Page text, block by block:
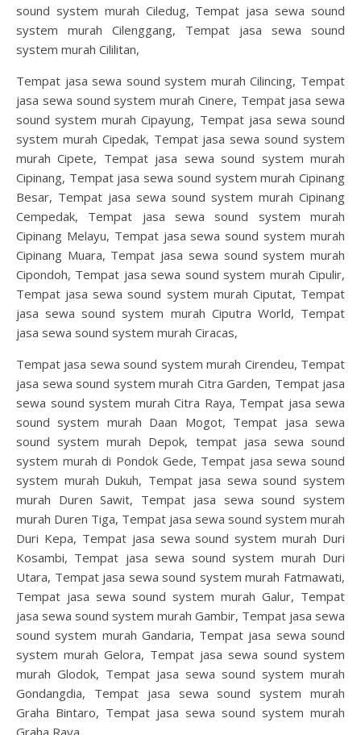
sound system murah Ciledug, Tempat jasa sewa sound
system murah Cilenggang, Tempat jasa sewa sound
system murah Cililitan,
Tempat jasa sewa sound system murah Cilincing, Tempat
jasa sewa sound system murah Cinere, Tempat jasa sewa
sound system murah Cipayung, Tempat jasa sewa sound
system murah Cipedak, Tempat jasa sewa sound system
murah Cipete, Tempat jasa sewa sound system murah
Cipinang, Tempat jasa sewa sound system murah Cipinang
Besar, Tempat jasa sewa sound system murah Cipinang
Cempedak, Tempat jasa sewa sound system murah
Cipinang Melayu, Tempat jasa sewa sound system murah
Cipinang Muara, Tempat jasa sewa sound system murah
Cipondoh, Tempat jasa sewa sound system murah Cipulir,
Tempat jasa sewa sound system murah Ciputat, Tempat
jasa sewa sound system murah Ciputra World, Tempat
jasa sewa sound system murah Ciracas,
Tempat jasa sewa sound system murah Cirendeu, Tempat
jasa sewa sound system murah Citra Garden, Tempat jasa
sewa sound system murah Citra Raya, Tempat jasa sewa
sound system murah Daan Mogot, Tempat jasa sewa
sound system murah Depok, tempat jasa sewa sound
system murah di Pondok Gede, Tempat jasa sewa sound
system murah Dukuh, Tempat jasa sewa sound system
murah Duren Sawit, Tempat jasa sewa sound system
murah Duren Tiga, Tempat jasa sewa sound system murah
Duri Kepa, Tempat jasa sewa sound system murah Duri
Kosambi, Tempat jasa sewa sound system murah Duri
Utara, Tempat jasa sewa sound system murah Fatmawati,
Tempat jasa sewa sound system murah Galur, Tempat
jasa sewa sound system murah Gambir, Tempat jasa sewa
sound system murah Gandaria, Tempat jasa sewa sound
system murah Gelora, Tempat jasa sewa sound system
murah Glodok, Tempat jasa sewa sound system murah
Gondangdia, Tempat jasa sewa sound system murah
Graha Bintaro, Tempat jasa sewa sound system murah
Graha Raya,